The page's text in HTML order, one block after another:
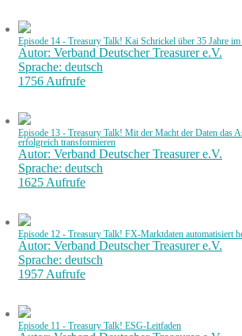
Episode 14 - Treasury Talk! Kai Schrickel über 35 Jahre
Autor: Verband Deutscher Treasurer e.V.
Sprache: deutsch
1756 Aufrufe
Episode 13 - Treasury Talk! Mit der Macht der Daten das
erfolgreich transformieren
Autor: Verband Deutscher Treasurer e.V.
Sprache: deutsch
1625 Aufrufe
Episode 12 - Treasury Talk! FX-Marktdaten automatisiert
Autor: Verband Deutscher Treasurer e.V.
Sprache: deutsch
1957 Aufrufe
Episode 11 - Treasury Talk! ESG-Leitfaden